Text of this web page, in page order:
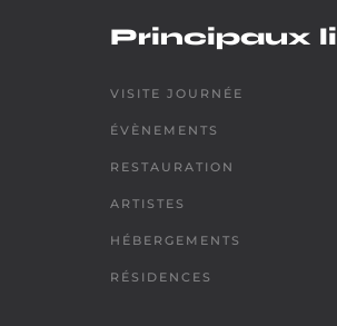
Principaux
VISITE JOURNÉE
ÉVÈNEMENTS
RESTAURATION
ARTISTES
HÉBERGEMENTS
RÉSIDENCES